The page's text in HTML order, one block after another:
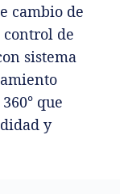
cambio de
control de
sistema
que
y